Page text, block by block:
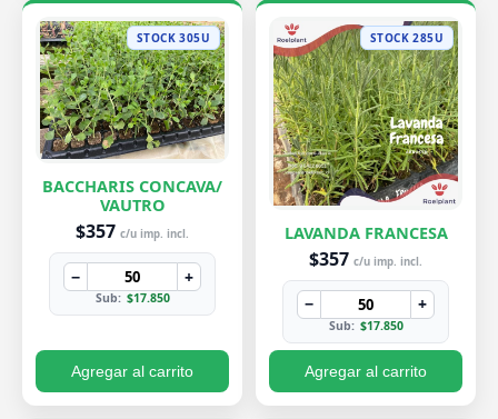
STOCK 305U
BACCHARIS CONCAVA/
VAUTRO
$357 c/u imp. incl.
− +
Sub: $17.850
Agregar al carrito
STOCK 285U
LAVANDA FRANCESA
$357 c/u imp. incl.
− +
Sub: $17.850
Agregar al carrito